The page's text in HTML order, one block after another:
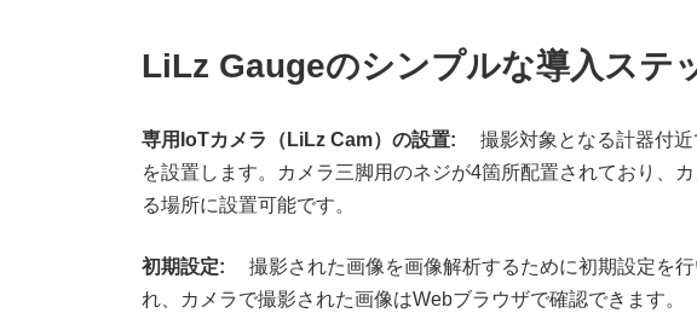
LiLz Gaugeのシンプルな導入ステ
専用IoTカメラ（LiLz Cam）の設置:
撮影対象となる計器付近
を設置します。カメラ三脚用のネジが4箇所配置されており、
る場所に設置可能です。
初期設定: 撮影された画像を画像解析するために初期設定を
れ、カメラで撮影された画像はWebブラウザで確認できます。